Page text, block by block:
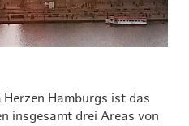
Herzen Hamburgs ist das
insgesamt drei Areas von